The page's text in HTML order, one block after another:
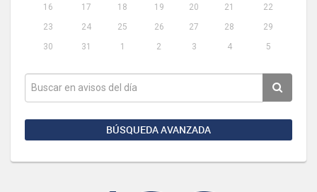
16
17 18 19 20 21
22
23
24 25 26 27 28
29
30
31 1 2 3 4 5
BÚSQUEDA AVANZADA